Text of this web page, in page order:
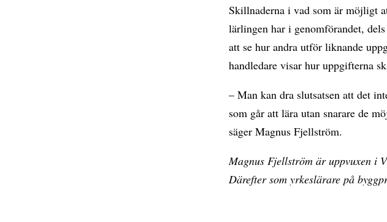
Skillnaderna i vad som är möjligt
lärlingen har i genomförandet,
att se hur andra utför liknande
handledare visar hur uppgifterna
– Man kan dra slutsatsen att det
som går att lära utan snarare de
säger Magnus Fjellström.
Magnus Fjellström är uppvuxen i
Därefter som yrkeslärare på